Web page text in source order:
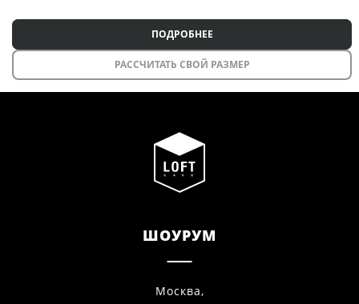
ПОДРОБНЕЕ
РАССЧИТАТЬ СВОЙ РАЗМЕР
ШОУРУМ
Москва,